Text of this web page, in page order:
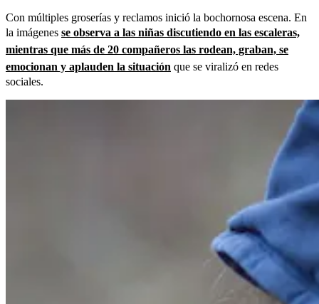
Con múltiples groserías y reclamos inició la bochornosa escena. En
la imágenes se observa a las niñas discutiendo en las escaleras,
mientras que más de 20 compañeros las rodean, graban, se
emocionan y aplauden la situación que se viralizó en redes
sociales.